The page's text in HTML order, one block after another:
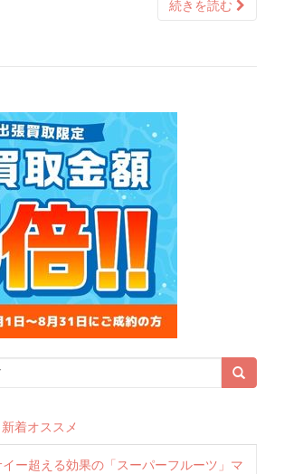
続きを読む
新着オススメ
イー超える効果の「スーパーフルーツ」マ